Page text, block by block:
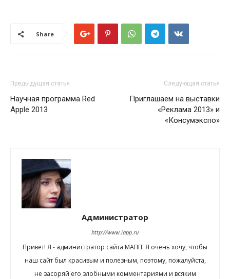
Share
Предыдущая статья
Научная программа Red
Apple 2013
Следующая статья
Приглашаем на выставки
«Реклама 2013» и
«Консумэкспо»
Администратор
http://www.iapp.ru
Привет! Я - администратор сайта МАПП. Я очень хочу, чтобы
наш сайт был красивым и полезным, поэтому, пожалуйста,
не засоряй его злобными комментариями и всяким